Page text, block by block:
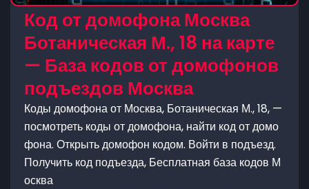
Код от домофона Москва
Ботаническая М., 18 на карте
— База кодов от домофонов
подъездов Москва
Коды домофона от Москва, Ботаническая М., 18, —
посмотреть коды от домофона, найти код от домо
фона. Открыть домофон кодом. Войти в подъезд.
Получить код подъезда, Бесплатная база кодов М
осква